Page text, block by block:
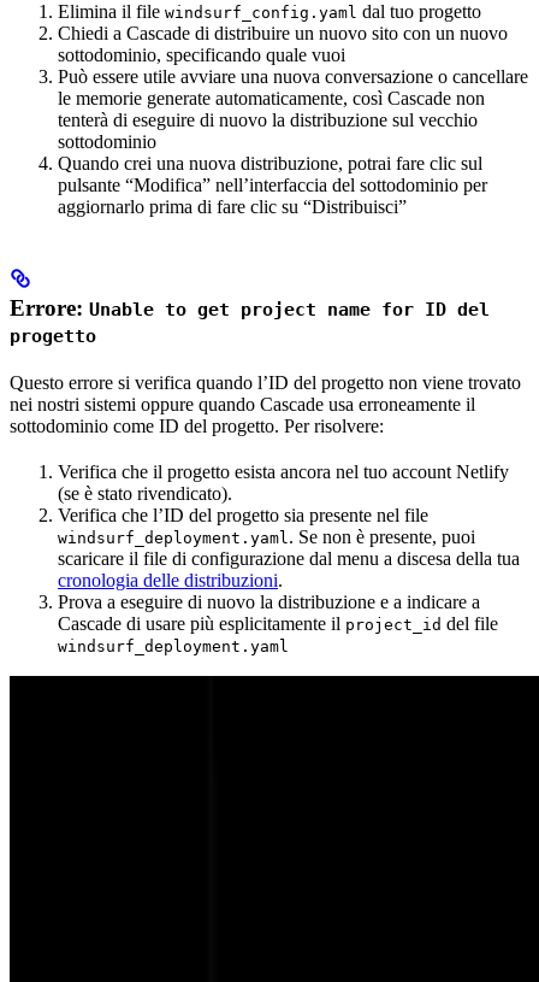
Elimina il file windsurf_config.yaml dal tuo progetto
Chiedi a Cascade di distribuire un nuovo sito con un nuovo
sottodominio, specificando quale vuoi
Può essere utile avviare una nuova conversazione o cancellare
le memorie generate automaticamente, così Cascade non
tenterà di eseguire di nuovo la distribuzione sul vecchio
sottodominio
Quando crei una nuova distribuzione, potrai fare clic sul
pulsante “Modifica” nell’interfaccia del sottodominio per
aggiornarlo prima di fare clic su “Distribuisci”
Errore: Unable to get project name for ID del
progetto
Questo errore si verifica quando l’ID del progetto non viene trovato
nei nostri sistemi oppure quando Cascade usa erroneamente il
sottodominio come ID del progetto. Per risolvere:
Verifica che il progetto esista ancora nel tuo account Netlify
(se è stato rivendicato).
Verifica che l’ID del progetto sia presente nel file
windsurf_deployment.yaml. Se non è presente, puoi
scaricare il file di configurazione dal menu a discesa della tua
cronologia delle distribuzioni.
Prova a eseguire di nuovo la distribuzione e a indicare a
Cascade di usare più esplicitamente il project_id del file
windsurf_deployment.yaml